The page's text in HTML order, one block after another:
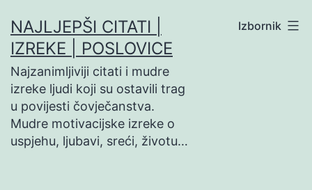
na
sadržaj
NAJLJEPŠI CITATI |
IZREKE | POSLOVICE
Najzanimljiviji citati i mudre
izreke ljudi koji su ostavili trag
u povijesti čovječanstva.
Mudre motivacijske izreke o
uspjehu, ljubavi, sreći, životu…
Izbornik